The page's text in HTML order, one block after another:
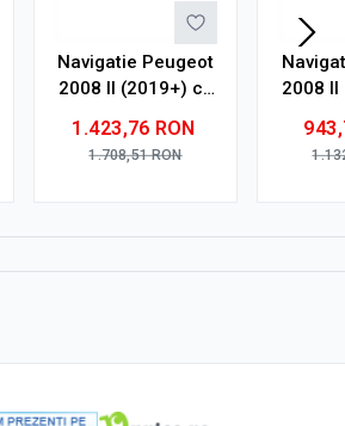
Navigatie Peugeot
2008 II (2019+) cu
128GB ROM, Ecran
QLED 9"
1.423,76 RON
1.708,51RON
2008
32GB
9"